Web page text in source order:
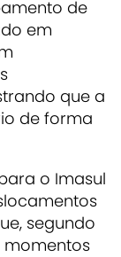
de
em
que a
de forma
o Imasul
segundo
momentos